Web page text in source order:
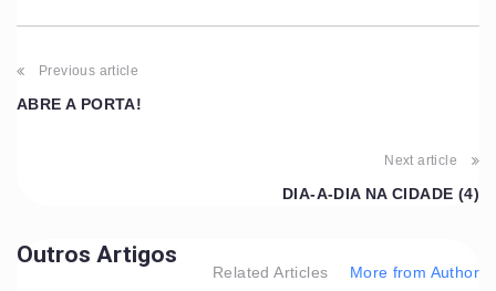
Previous article
ABRE A PORTA!
Next article
DIA-A-DIA NA CIDADE (4)
Outros Artigos
Related Articles More from Author